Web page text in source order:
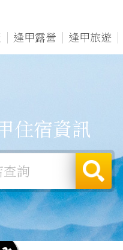
逢甲露營 逢甲旅遊
住宿資訊